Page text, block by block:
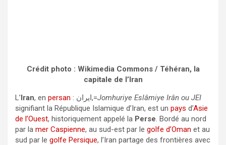
Crédit photo : Wikimedia Commons / Téhéran, la
capitale de l’Iran
L’Iran, en persan : ايران,=Jomhuriye Eslâmiye Irân ou JEI
signifiant la République Islamique d’Iran, est un pays d’Asie
de l’Ouest, historiquement appelé la Perse. Bordé au nord
par la mer Caspienne, au sud-est par le golfe d’Oman et au
sud par le golfe Persique, l’Iran partage des frontières avec